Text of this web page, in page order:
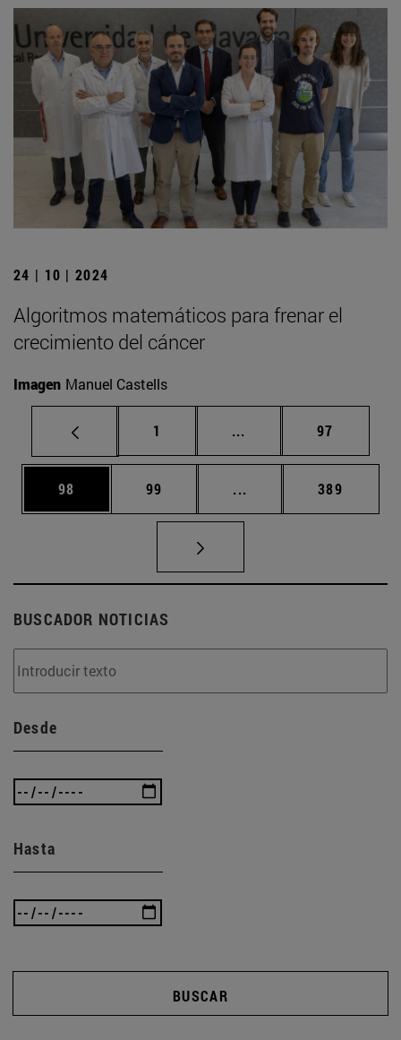
24 | 10 | 2024
Algoritmos matemáticos para frenar el
crecimiento del cáncer
Imagen Manuel Castells
Página
1 ... Páginas intermedias
Página
97
Página
98 Página
99 ... Páginas intermedias
Página
389
BUSCADOR NOTICIAS
Desde
Hasta
BUSCAR